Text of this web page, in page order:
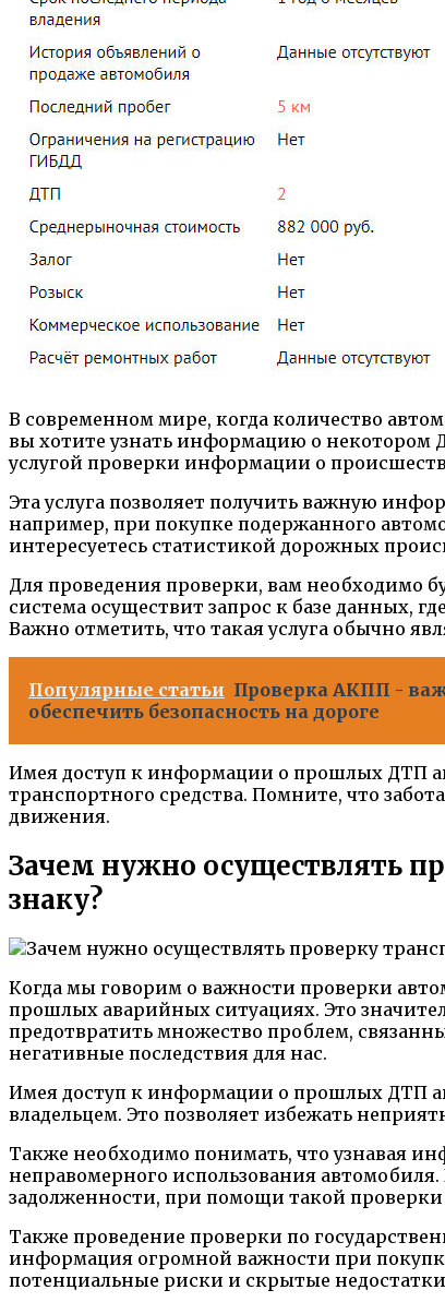
В современном мире, когда количество
вы хотите узнать информацию о некотором
услугой проверки информации о
Эта услуга позволяет получить важную
например, при покупке подержанного
интересуетесь статистикой дорожных
Для проведения проверки, вам необходимо
система осуществит запрос к базе данных,
Важно отметить, что такая услуга обычно
Популярные статьи Проверка АКПП -
обеспечить безопасность на дороге
Имея доступ к информации о прошлых ДТП
транспортного средства. Помните, что
движения.
Зачем нужно осуществлять
знаку?
Когда мы говорим о важности проверки
прошлых аварийных ситуациях. Это
предотвратить множество проблем,
негативные последствия для нас.
Имея доступ к информации о прошлых ДТП
владельцем. Это позволяет избежать
Также необходимо понимать, что узнавая
неправомерного использования
задолженности, при помощи такой
Также проведение проверки по
информация огромной важности при
потенциальные риски и скрытые